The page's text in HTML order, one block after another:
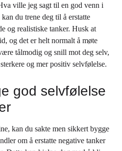
ville jeg sagt til en god venn i
du trene deg til å erstatte
og realistiske tanker. Husk at
og det er helt normalt å møte
tålmodig og snill mot deg selv,
og mer positiv selvfølelse.
god selvfølelse
kan du sakte men sikkert bygge
om å erstatte negative tanker